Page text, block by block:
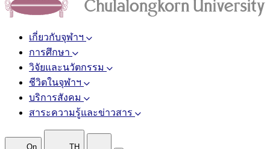
เกี่ยวกับจุฬาฯ
การศึกษา
วิจัยและนวัตกรรม
ชีวิตในจุฬาฯ
บริการสังคม
สาระความรู้และข่าวสาร
On TH